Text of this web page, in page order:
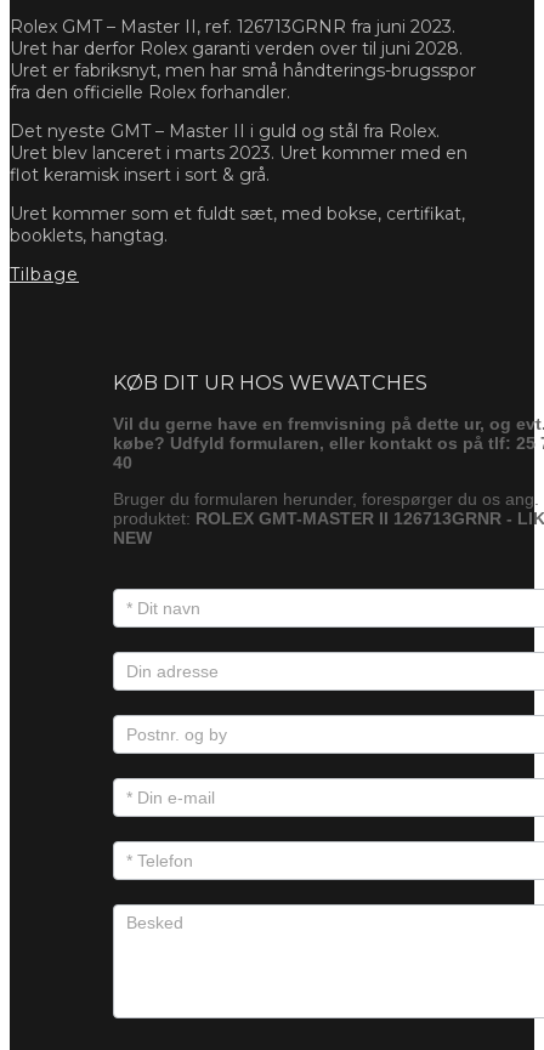
Rolex GMT – Master II, ref. 126713GRNR fra juni 2023.
Uret har derfor Rolex garanti verden over til juni 2028.
Uret er fabriksnyt, men har små håndterings-brugsspor
fra den officielle Rolex forhandler.
Det nyeste GMT – Master II i guld og stål fra Rolex.
Uret blev lanceret i marts 2023. Uret kommer med en
flot keramisk insert i sort & grå.
Uret kommer som et fuldt sæt, med bokse, certifikat,
booklets, hangtag.
Tilbage
KØB DIT UR HOS WEWATCHES
Vil du gerne have en fremvisning på dette ur, og
købe? Udfyld formularen, eller kontakt os på tlf: 25
40
Bruger du formularen herunder, forespørger du os ang.
produktet: ROLEX GMT-MASTER II 126713GRNR -
NEW